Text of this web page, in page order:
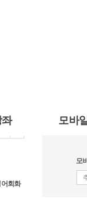
회화
모바
모